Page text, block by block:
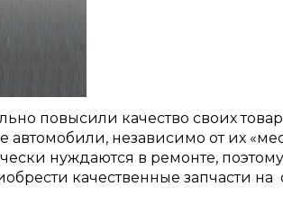
повысили качество своих
автомобили, независимо от их
нуждаются в ремонте,
качественные запчасти на